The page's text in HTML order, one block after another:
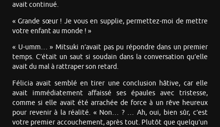
avait continué.
« Grande sœur ! Je vous en supplie, permettez-moi de mettre
votre enfant au monde ! »
« U-umm… » Mitsuki n’avait pas pu répondre dans un premier
temps. C’était un saut si soudain dans la conversation qu’elle
avait du mal à rattraper son retard.
Félicia avait semblé en tirer une conclusion hâtive, car elle
avait immédiatement affaissé ses épaules avec tristesse,
comme si elle avait été arrachée de force à un rêve heureux
pour revenir à la réalité. « Non… ? … Ah, oui, bien sûr, c’est
votre premier accouchement, après tout. Plutôt que quelqu’un